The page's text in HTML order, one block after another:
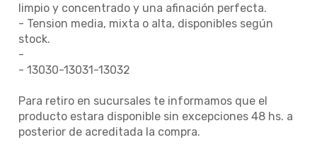
limpio y concentrado y una afinación perfecta.
- Tension media, mixta o alta, disponibles según
stock.
-
- 13030-13031-13032
Para retiro en sucursales te informamos que el
producto estara disponible sin excepciones 48 hs. a
posterior de acreditada la compra.